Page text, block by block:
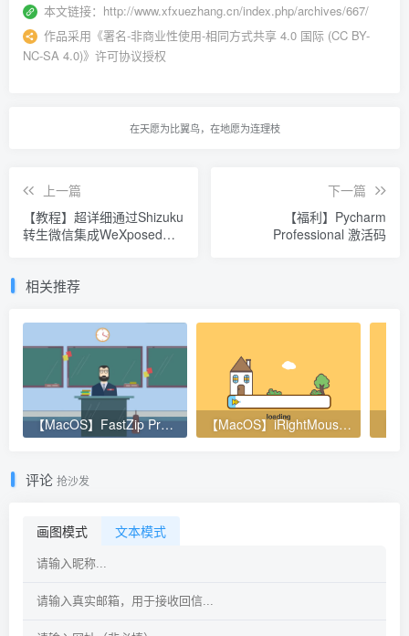
本文链接： http://www.xfxuezhang.cn/index.php/archives/667/
作品采用 《署名-非商业性使用-相同方式共享 4.0 国际 (CC BY-
NC-SA 4.0)》许可协议授权
在天愿为比翼鸟，在地愿为连理枝
上一篇
【教程】超详细通过Shizuku
转生微信集成WeXposed实
下一篇
【福利】Pycharm
Professional 激活码
相关推荐
【MacOS】FastZip Pro 3.0.3 激活码生成 【MacOS】iRightMouse Pro(超级右键专业版) 激活码生成
评论 抢沙发
画图模式 文本模式